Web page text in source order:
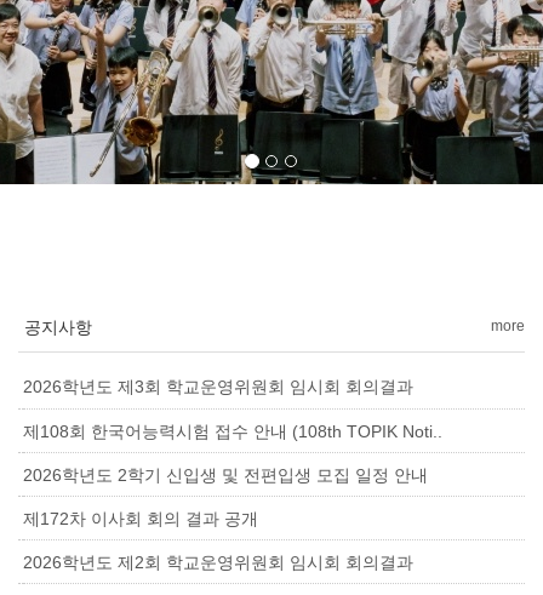
공지사항 more
2026학년도 제3회 학교운영위원회 임시회 회의결과
제108회 한국어능력시험 접수 안내 (108th TOPIK Noti..
2026학년도 2학기 신입생 및 전편입생 모집 일정 안내
제172차 이사회 회의 결과 공개
2026학년도 제2회 학교운영위원회 임시회 회의결과